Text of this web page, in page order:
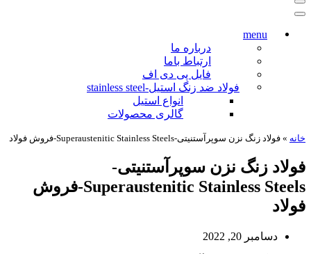
فهرست
ناوبری
فهرست
menu
درباره ما
ارتباط باما
فایل پی دی اف
فولاد ضد زنگ استیل-stainless steel
انواع استیل
گالری محصولات
خانه » فولاد زنگ نزن سوپرآستنیتی-Superaustenitic Stainless Steels-فروش فولاد
فولاد زنگ نزن سوپرآستنیتی-
Superaustenitic Stainless Steels-فروش
فولاد
دسامبر 20, 2022